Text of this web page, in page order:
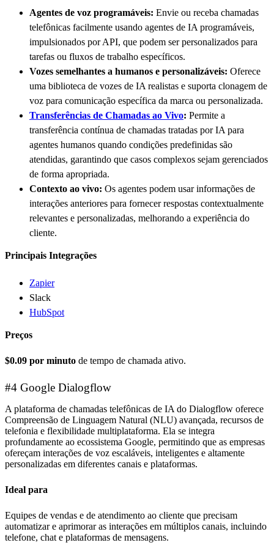
Agentes de voz programáveis: Envie ou receba chamadas
telefônicas facilmente usando agentes de IA programáveis,
impulsionados por API, que podem ser personalizados para
tarefas ou fluxos de trabalho específicos.
Vozes semelhantes a humanos e personalizáveis: Oferece
uma biblioteca de vozes de IA realistas e suporta clonagem de
voz para comunicação específica da marca ou personalizada.
Transferências de Chamadas ao Vivo: Permite a
transferência contínua de chamadas tratadas por IA para
agentes humanos quando condições predefinidas são
atendidas, garantindo que casos complexos sejam gerenciados
de forma apropriada.
Contexto ao vivo: Os agentes podem usar informações de
interações anteriores para fornecer respostas contextualmente
relevantes e personalizadas, melhorando a experiência do
cliente.
Principais Integrações
Zapier
Slack
HubSpot
Preços
$0.09 por minuto de tempo de chamada ativo.
#4 Google Dialogflow
A plataforma de chamadas telefônicas de IA do Dialogflow oferece
Compreensão de Linguagem Natural (NLU) avançada, recursos de
telefonia e flexibilidade multiplataforma. Ela se integra
profundamente ao ecossistema Google, permitindo que as empresas
ofereçam interações de voz escaláveis, inteligentes e altamente
personalizadas em diferentes canais e plataformas.
Ideal para
Equipes de vendas e de atendimento ao cliente que precisam
automatizar e aprimorar as interações em múltiplos canais, incluindo
telefone, chat e plataformas de mensagens.